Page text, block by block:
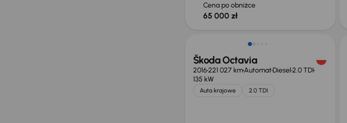
Cena po obniżce
65 000 zł
Škoda Octavia
2016221 027 kmAutomatDiesel2.0 TDI
135 kW
Auta krajowe 2.0 TDI